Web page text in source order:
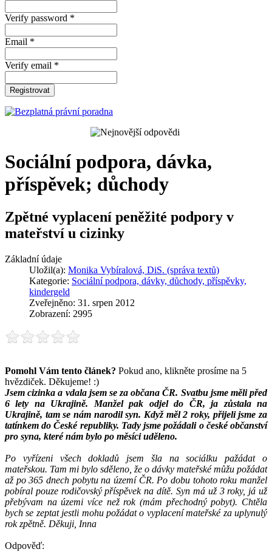
Verify password *
Email *
Verify email *
Registrovat
Sociální podpora, dávka,
příspěvek; důchody
Zpětné vyplacení peněžité podpory v
mateřství u cizinky
Základní údaje
Uložil(a): Monika Vybíralová, DiS. (správa textů)
Kategorie: Sociální podpora, dávky, důchody, příspěvky,
kindergeld
Zveřejněno: 31. srpen 2012
Zobrazení: 2995
Pomohl Vám tento článek? Pokud ano, klikněte prosíme na 5
hvězdiček. Děkujeme! :)
Jsem cizinka a vdala jsem se za občana ČR. Svatbu jsme měli před
6 lety na Ukrajině. Manžel pak odjel do ČR, ja zůstala na
Ukrajině, tam se nám narodil syn. Když měl 2 roky, přijeli jsme za
tatínkem do České republiky. Tady jsme požádali o české občanství
pro syna, které nám bylo po měsíci uděleno.
Po vyřízeni všech dokladů jsem šla na sociálku pažádat o
mateřskou. Tam mi bylo sděleno, že o dávky mateřské můžu požádat
až po 365 dnech pobytu na území ČR. Po dobu tohoto roku manžel
pobíral pouze rodičovský příspěvek na dítě. Syn má už 3 roky, já už
přebývam na územi více než rok (mám přechodný pobyt). Chtěla
bych se zeptat jestli mohu požádat o vyplacení mateřské za uplynulý
rok zpětně. Děkuji, Inna
Odpověď: